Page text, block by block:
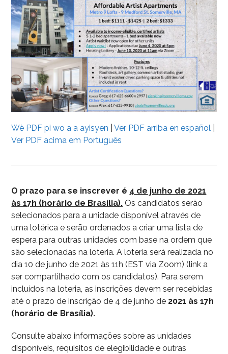
Wè PDF pi wo a a ayisyen |Ver PDF arriba en español
Ver PDF acima em Português
O prazo para se inscrever é 4 de junho de 2021
às 17h (horário de Brasília). Os candidatos serão
selecionados para a unidade disponível através de
uma lotérica e serão ordenados a criar uma lista de
espera para outras unidades com base na ordem que
são selecionadas na loteria. A loteria será realizada no
dia 10 de junho de 2021 às 11h (EST via Zoom) (link a
ser compartilhado com os candidatos). Para serem
incluídos na loteria, as inscrições devem ser recebidas
até o prazo de inscrição de 4 de junho de 2021 às 17h
(horário de Brasília).
Consulte abaixo informações sobre as unidades
disponíveis, requisitos de elegibilidade e outras